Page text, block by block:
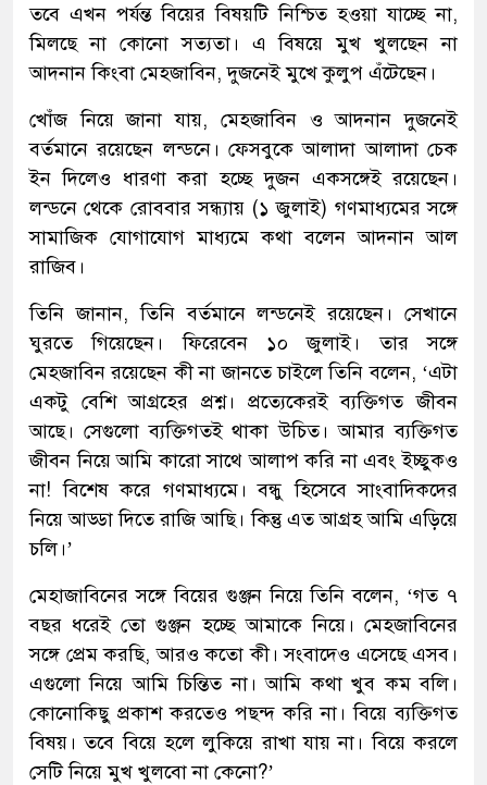
তবে এখন পর্যন্ত বিয়ের বিষয়টি নিশ্চিত হওয়া যাচ্ছে না,
মিলছে না কোনো সত্যতা। এ বিষয়ে মুখ খুলছেন না
আদনান কিংবা মেহজাবিন, দুজনেই মুখে কুলুপ এঁটেছেন।
খোঁজ নিয়ে জানা যায়, মেহজাবিন ও আদনান দুজনেই
বর্তমানে রয়েছেন লন্ডনে। ফেসবুকে আলাদা আলাদা চেক
ইন দিলেও ধারণা করা হচ্ছে দুজন একসঙ্গেই রয়েছেন।
লন্ডনে থেকে রোববার সন্ধ্যায় (১ জুলাই) গণমাধ্যমের সঙ্গে
সামাজিক যোগাযোগ মাধ্যমে কথা বলেন আদনান আল
রাজিব।
তিনি জানান, তিনি বর্তমানে লন্ডনেই রয়েছেন। সেখানে
ঘুরতে গিয়েছেন। ফিরেবেন ১০ জুলাই। তার সঙ্গে
মেহজাবিন রয়েছেন কী না জানতে চাইলে তিনি বলেন, ‘এটা
একটু বেশি আগ্রহের প্রশ্ন। প্রত্যেকেরই ব্যক্তিগত জীবন
আছে। সেগুলো ব্যক্তিগতই থাকা উচিত। আমার ব্যক্তিগত
জীবন নিয়ে আমি কারো সাথে আলাপ করি না এবং ইচ্ছুকও
না! বিশেষ করে গণমাধ্যমে। বন্ধু হিসেবে সাংবাদিকদের
নিয়ে আড্ডা দিতে রাজি আছি। কিন্তু এত আগ্রহ আমি এড়িয়ে
চলি।’
মেহাজাবিনের সঙ্গে বিয়ের গুঞ্জন নিয়ে তিনি বলেন, ‘গত ৭
বছর ধরেই তো গুঞ্জন হচ্ছে আমাকে নিয়ে। মেহজাবিনের
সঙ্গে প্রেম করছি, আরও কতো কী। সংবাদেও এসেছে এসব।
এগুলো নিয়ে আমি চিন্তিত না। আমি কথা খুব কম বলি।
কোনোকিছু প্রকাশ করতেও পছন্দ করি না। বিয়ে ব্যক্তিগত
বিষয়। তবে বিয়ে হলে লুকিয়ে রাখা যায় না। বিয়ে করলে
সেটি নিয়ে মুখ খুলবো না কেনো?’